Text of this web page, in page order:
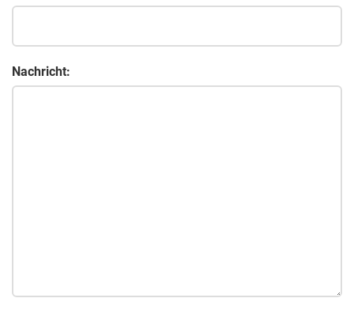
Nachricht: